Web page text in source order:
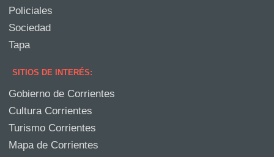
Policiales
Sociedad
Tapa
SITIOS DE INTERÉS:
Gobierno de Corrientes
Cultura Corrientes
Turismo Corrientes
Mapa de Corrientes